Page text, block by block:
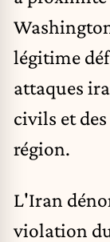
légitime
attaques
civils et
région.
L'Iran
violation